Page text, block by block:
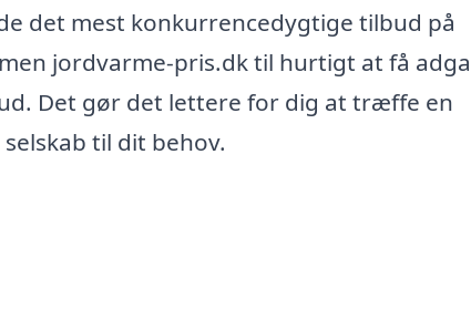
det mest konkurrencedygtige tilbud på
jordvarme-pris.dk til hurtigt at få
Det gør det lettere for dig at træffe en
til dit behov.